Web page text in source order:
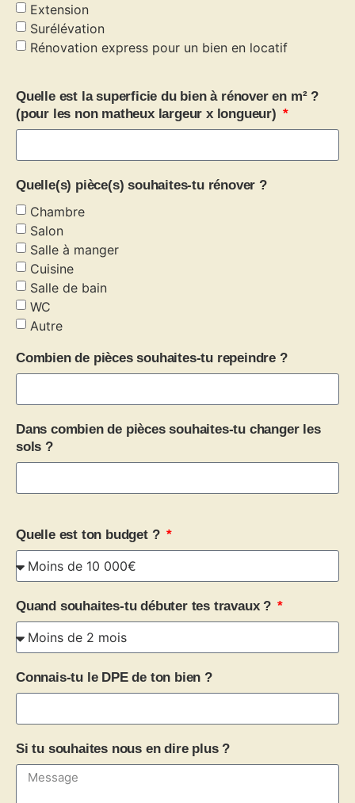
Extension
Surélévation
Rénovation express pour un bien en locatif
Quelle est la superficie du bien à rénover en m² ?
(pour les non matheux largeur x longueur)
Quelle(s) pièce(s) souhaites-tu rénover ?
Chambre
Salon
Salle à manger
Cuisine
Salle de bain
WC
Autre
Combien de pièces souhaites-tu repeindre ?
Dans combien de pièces souhaites-tu changer les
sols ?
Quelle est ton budget ?
Quand souhaites-tu débuter tes travaux ?
Connais-tu le DPE de ton bien ?
Si tu souhaites nous en dire plus ?